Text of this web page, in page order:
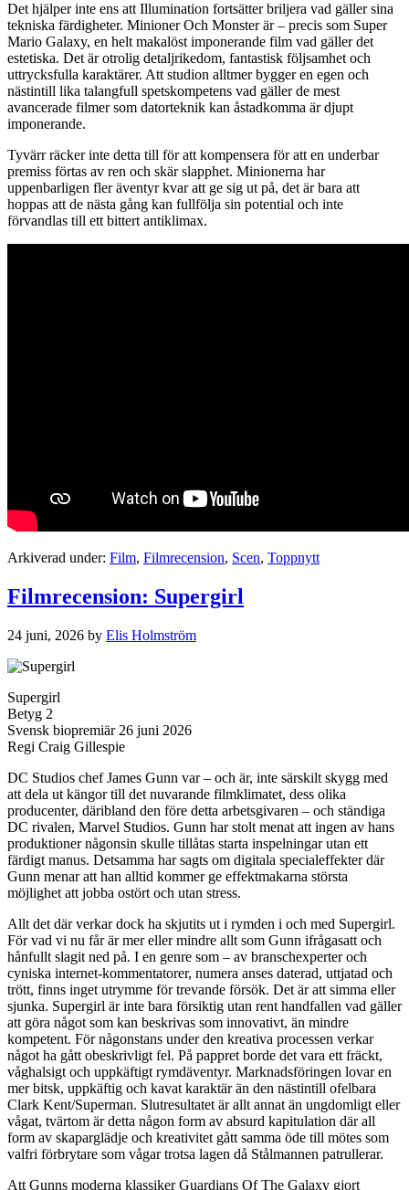
Det hjälper inte ens att Illumination fortsätter briljera vad gäller sina
tekniska färdigheter. Minioner Och Monster är – precis som Super
Mario Galaxy, en helt makalöst imponerande film vad gäller det
estetiska. Det är otrolig detaljrikedom, fantastisk följsamhet och
uttrycksfulla karaktärer. Att studion alltmer bygger en egen och
nästintill lika talangfull spetskompetens vad gäller de mest
avancerade filmer som datorteknik kan åstadkomma är djupt
imponerande.
Tyvärr räcker inte detta till för att kompensera för att en underbar
premiss förtas av ren och skär slapphet. Minionerna har
uppenbarligen fler äventyr kvar att ge sig ut på, det är bara att
hoppas att de nästa gång kan fullfölja sin potential och inte
förvandlas till ett bittert antiklimax.
Arkiverad under: Film, Filmrecension, Scen, Toppnytt
Filmrecension: Supergirl
24 juni, 2026 by Elis Holmström
Supergirl
Betyg 2
Svensk biopremiär 26 juni 2026
Regi Craig Gillespie
DC Studios chef James Gunn var – och är, inte särskilt skygg med
att dela ut kängor till det nuvarande filmklimatet, dess olika
producenter, däribland den före detta arbetsgivaren – och ständiga
DC rivalen, Marvel Studios. Gunn har stolt menat att ingen av hans
produktioner någonsin skulle tillåtas starta inspelningar utan ett
färdigt manus. Detsamma har sagts om digitala specialeffekter där
Gunn menar att han alltid kommer ge effektmakarna största
möjlighet att jobba ostört och utan stress.
Allt det där verkar dock ha skjutits ut i rymden i och med Supergirl.
För vad vi nu får är mer eller mindre allt som Gunn ifrågasatt och
hånfullt slagit ned på. I en genre som – av branschexperter och
cyniska internet-kommentatorer, numera anses daterad, uttjatad och
trött, finns inget utrymme för trevande försök. Det är att simma eller
sjunka. Supergirl är inte bara försiktig utan rent handfallen vad gäller
att göra något som kan beskrivas som innovativt, än mindre
kompetent. För någonstans under den kreativa processen verkar
något ha gått obeskrivligt fel. På pappret borde det vara ett fräckt,
våghalsigt och uppkäftigt rymdäventyr. Marknadsföringen lovar en
mer bitsk, uppkäftig och kavat karaktär än den nästintill ofelbara
Clark Kent/Superman. Slutresultatet är allt annat än ungdomligt eller
vågat, tvärtom är detta någon form av absurd kapitulation där all
form av skaparglädje och kreativitet gått samma öde till mötes som
valfri förbrytare som vågar trotsa lagen då Stålmannen patrullerar.
Att Gunns moderna klassiker Guardians Of The Galaxy gjort